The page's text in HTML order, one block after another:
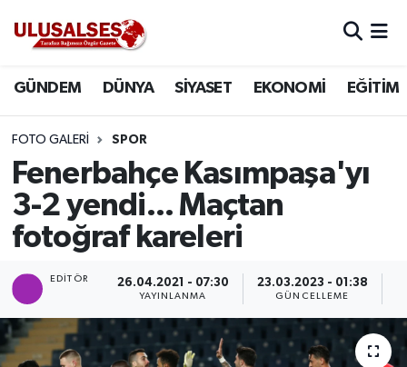
GÜNDEM DÜNYA SİYASET EKONOMİ EĞİTİM
FOTO GALERI SPOR
Fenerbahçe Kasımpaşa'yı
3-2 yendi... Maçtan
fotoğraf kareleri
EDITÖR 26.04.2021 - 07:30
YAYINLANMA
23.03.2023 - 01:38
GÜNCELLEME
DÜNYA
SİYASET
EKONOMİ
EĞİTİM
MAGAZİN
Trafik Durumu
Süper Lig Puan Durumu ve Fikstür
Tüm Manşetler
Son Dakika Haberleri